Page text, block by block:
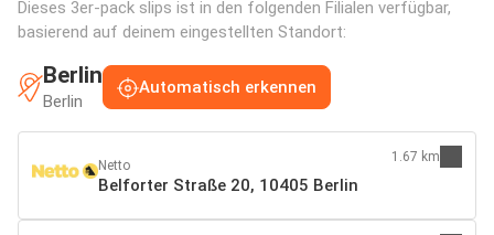
Dieses 3er-pack slips ist in den folgenden Filialen verfügbar,
basierend auf deinem eingestellten Standort:
Berlin
Berlin
Automatisch erkennen
Netto
Belforter Straße 20, 10405 Berlin
1.67 km